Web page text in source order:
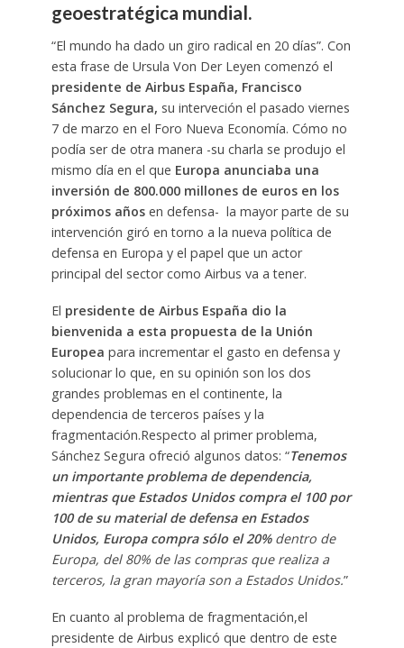
geoestratégica mundial.
“El mundo ha dado un giro radical en 20 días”. Con
esta frase de Ursula Von Der Leyen comenzó el
presidente de Airbus España, Francisco
Sánchez Segura, su interveción el pasado viernes
7 de marzo en el Foro Nueva Economía. Cómo no
podía ser de otra manera -su charla se produjo el
mismo día en el que Europa anunciaba una
inversión de 800.000 millones de euros en los
próximos añosen defensa- la mayor parte de su
intervención giró en torno a la nueva política de
defensa en Europa y el papel que un actor
principal del sector como Airbus va a tener.
El presidente de Airbus España dio la
bienvenida a esta propuesta de la Unión
Europea para incrementar el gasto en defensa y
solucionar lo que, en su opinión son los dos
grandes problemas en el continente, la
dependencia de terceros países y la
fragmentación.Respecto al primer problema,
Sánchez Segura ofreció algunos datos: “Tenemos
un importante problema de dependencia,
mientras que Estados Unidos compra el 100 por
100 de su material de defensa en Estados
Unidos, Europa compra sólo el 20%dentro de
Europa, del 80% de las compras que realiza a
terceros, la gran mayoría son a Estados Unidos.”
En cuanto al problema de fragmentación,el
presidente de Airbus explicó que dentro de este